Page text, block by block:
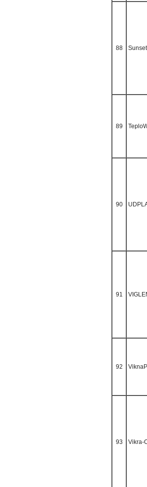
88
89
90
91
92
93 Vikra-